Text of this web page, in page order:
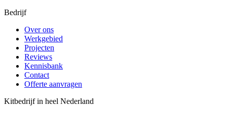
Bedrijf
Over ons
Werkgebied
Projecten
Reviews
Kennisbank
Contact
Offerte aanvragen
Kitbedrijf in heel Nederland